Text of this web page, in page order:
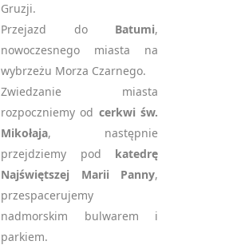
Gruzji.
Przejazd do Batumi,
nowoczesnego miasta na
wybrzeżu Morza Czarnego.
Zwiedzanie miasta
rozpoczniemy od cerkwi św.
Mikołaja, następnie
przejdziemy pod katedrę
Najświętszej Marii Panny,
przespacerujemy
nadmorskim bulwarem i
parkiem.